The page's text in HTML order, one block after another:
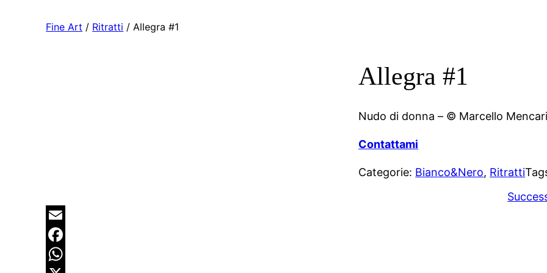
Fine Art / Ritratti / Allegra #1
Allegra #1
Nudo di donna – © Marcello
Contattami
Categorie: Bianco&Nero, Ritratti
Email
Facebook